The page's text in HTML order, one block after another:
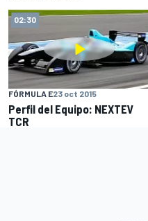
02:30
FÓRMULA E23 oct 2015
Perfil del Equipo: NEXTEV
TCR